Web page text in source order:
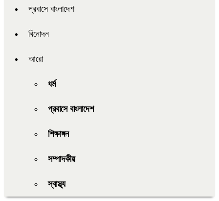
প্রবাসে বাংলাদেশ
বিনোদন
আরো
ধর্ম
প্রবাসে বাংলাদেশ
শিক্ষাঙ্গন
সম্পাদকীয়
স্বাস্থ্য